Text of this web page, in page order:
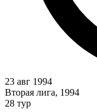
23 авг 1994
Вторая лига, 1994
28 тур